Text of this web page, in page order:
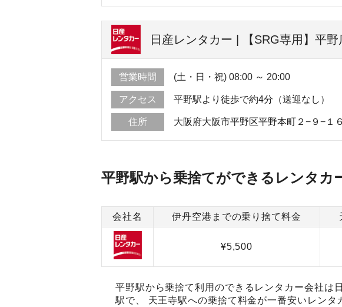
日産レンタカー | 【SRG専用】平野
営業時間 (土・日・祝) 08:00 ～ 20:00
アクセス 平野駅より徒歩で約4分（送迎なし）
住所 大阪府大阪市平野区平野本町２−９−１６
平野駅から乗捨てができるレンタカ
会社名 伊丹空港までの乗り捨て料金
¥5,500
平野駅から乗捨て利用のできるレンタカー会社は
駅で、 天王寺駅への乗捨て料金が一番安いレン